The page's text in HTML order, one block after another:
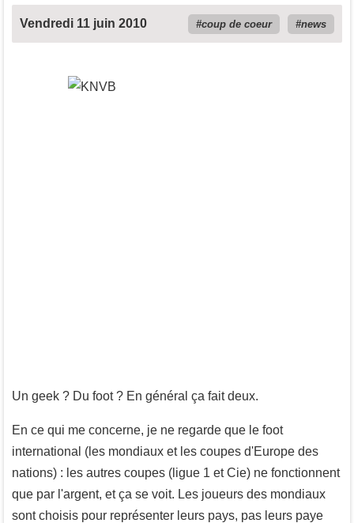
Vendredi 11 juin 2010 coup de coeur news
Un geek ? Du foot ? En général ça fait deux.
En ce qui me concerne, je ne regarde que le foot
international (les mondiaux et les coupes d'Europe des
nations) : les autres coupes (ligue 1 et Cie) ne fonctionnent
que par l'argent, et ça se voit. Les joueurs des mondiaux
sont choisis pour représenter leurs pays, pas leurs paye